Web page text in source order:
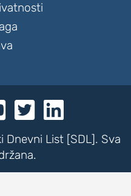
 
List [SDL]. Sva